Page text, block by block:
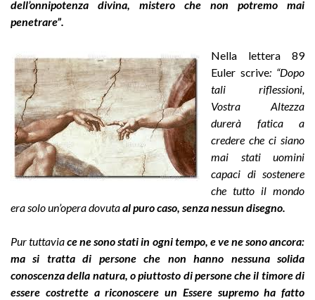
dell’onnipotenza divina, mistero che non potremo mai
penetrare”.
Nella lettera 89
Euler scrive: “Dopo
tali riflessioni,
Vostra Altezza
durerà fatica a
credere che ci siano
mai stati uomini
capaci di sostenere
che tutto il mondo
era solo un’opera dovutaal puro caso, senza nessun disegno.
Pur tuttaviace ne sono stati in ogni tempo, e ve ne sono ancora:
ma si tratta di persone che non hanno nessuna solida
conoscenza della natura, o piuttosto di persone che il timore di
essere costrette a riconoscere un Essere supremo ha fatto